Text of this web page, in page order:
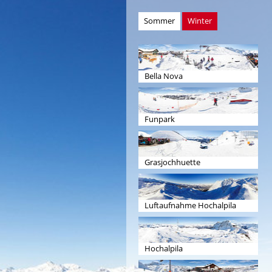
Sommer Winter
Bella Nova
Funpark
Grasjochhuette
Luftaufnahme Hochalpila
Hochalpila